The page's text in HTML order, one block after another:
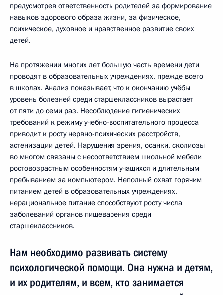
предусмотрев ответственность родителей за формирование
навыков здорового образа жизни, за физическое,
психическое, духовное и нравственное развитие своих
детей.
На протяжении многих лет большую часть времени дети
проводят в образовательных учреждениях, прежде всего
в школах. Анализ показывает, что к окончанию учёбы
уровень болезней среди старшеклассников вырастает
от пяти до семи раз. Несоблюдение гигиенических
требований к режиму учебно-воспитательного процесса
приводит к росту нервно-психических расстройств,
астенизации детей. Нарушения зрения, осанки, сколиозы
во многом связаны с несоответствием школьной мебели
ростовозрастным особенностям учащихся и длительным
пребыванием за компьютером. Неполный охват горячим
питанием детей в образовательных учреждениях,
нерациональное питание способствуют росту числа
заболеваний органов пищеварения среди
старшеклассников.
Нам необходимо развивать систему
психологической помощи. Она нужна и детям,
и их родителям, и всем, кто занимается